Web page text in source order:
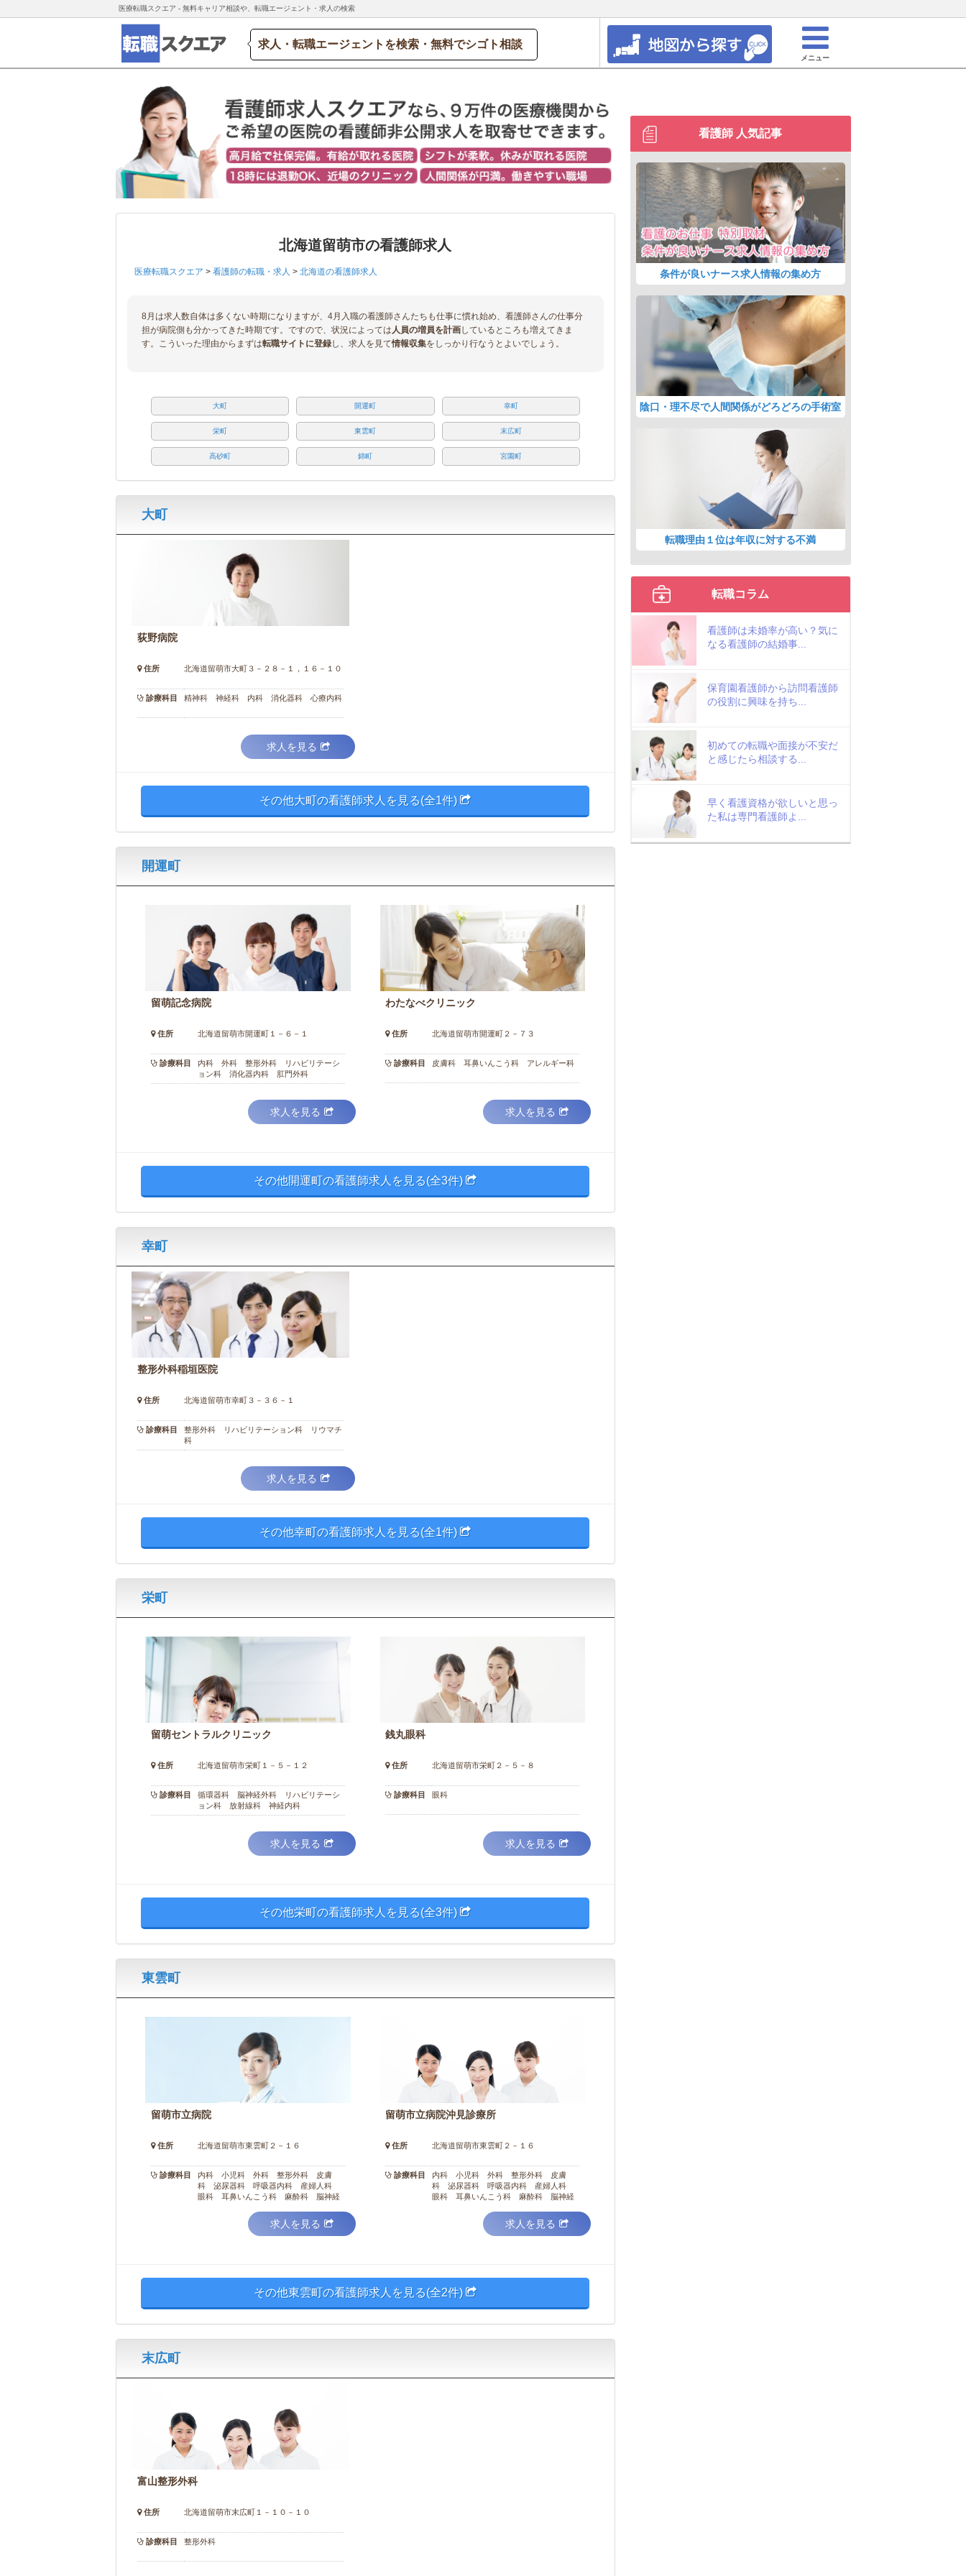
医療転職スクエア - 無料キャリア相談や、転職エージェント・求人の検索
求人・転職エージェントを検索・無料でシゴト相談
メニュー
北海道留萌市の看護師求人
医療転職スクエア > 看護師の転職・求人 > 北海道の看護師求人
8月は求人数自体は多くない時期になりますが、4月入職の看護師さんたちも仕事に慣れ始め、看護師さんの仕事分
担が病院側も分かってきた時期です。ですので、状況によっては人員の増員を計画しているところも増えてきま
す。こういった理由からまずは転職サイトに登録し、求人を見て情報収集をしっかり行なうとよいでしょう。
大町 開運町 幸町
栄町 東雲町 末広町
高砂町 錦町 宮園町
大町
荻野病院
住所 北海道留萌市大町３－２８－１，１６－１０
診療科目 精神科 神経科 内科 消化器科 心療内科
求人を見る
その他大町の看護師求人を見る(全1件)
開運町
留萌記念病院
住所 北海道留萌市開運町１－６－１
診療科目
内科 外科 整形外科 リハビリテーシ
ョン科 消化器内科 肛門外科
求人を見る
わたなべクリニック
住所 北海道留萌市開運町２－７３
診療科目 皮膚科 耳鼻いんこう科 アレルギー科
求人を見る
その他開運町の看護師求人を見る(全3件)
幸町
整形外科稲垣医院
住所 北海道留萌市幸町３－３６－１
診療科目
整形外科 リハビリテーション科 リウマチ
科
求人を見る
その他幸町の看護師求人を見る(全1件)
栄町
留萌セントラルクリニック
住所 北海道留萌市栄町１－５－１２
診療科目
循環器科 脳神経外科 リハビリテーシ
ョン科 放射線科 神経内科
求人を見る
銭丸眼科
住所 北海道留萌市栄町２－５－８
診療科目 眼科
求人を見る
その他栄町の看護師求人を見る(全3件)
東雲町
留萌市立病院
住所 北海道留萌市東雲町２－１６
診療科目
内科 小児科 外科 整形外科 皮膚
科 泌尿器科 呼吸器内科 産婦人科
眼科 耳鼻いんこう科 麻酔科 脳神経
科 循環器内科 放射線科 リハビリテ
求人を見る
留萌市立病院沖見診療所
住所 北海道留萌市東雲町２－１６
診療科目
内科 小児科 外科 整形外科 皮膚
科 泌尿器科 呼吸器内科 産婦人科
眼科 耳鼻いんこう科 麻酔科 脳神経
科 循環器内科 放射線科 リハビリテ
求人を見る
その他東雲町の看護師求人を見る(全2件)
末広町
富山整形外科
住所 北海道留萌市末広町１－１０－１０
診療科目 整形外科
看護師 人気記事
条件が良いナース求人情報の集め方
陰口・理不尽で人間関係がどろどろの手術室
転職理由１位は年収に対する不満
転職コラム
看護師は未婚率が高い？気に
なる看護師の結婚事...
保育園看護師から訪問看護師
の役割に興味を持ち...
初めての転職や面接が不安だ
と感じたら相談する...
早く看護資格が欲しいと思っ
た私は専門看護師よ...